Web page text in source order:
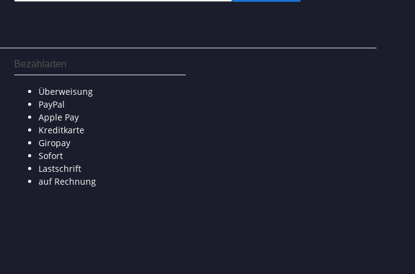
Bezahlarten
Überweisung
PayPal
Apple Pay
Kreditkarte
Giropay
Sofort
Lastschrift
auf Rechnung